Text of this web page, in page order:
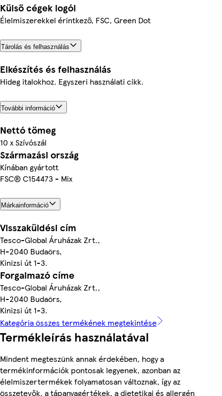
Külső cégek logói
Élelmiszerekkel érintkező, FSC, Green Dot
Tárolás és felhasználás
Elkészítés és felhasználás
Hideg italokhoz. Egyszeri használati cikk.
További információ
Nettó tömeg
10 x Szívószál
Származási ország
Kínában gyártott
FSC® C154473 - Mix
Márkainformáció
Visszaküldési cím
Tesco-Global Áruházak Zrt.,
H-2040 Budaörs,
Kinizsi út 1-3.
Forgalmazó címe
Tesco-Global Áruházak Zrt.,
H-2040 Budaörs,
Kinizsi út 1-3.
Kategória összes termékének megtekintése
Termékleírás használatával
Mindent megteszünk annak érdekében, hogy a
termékinformációk pontosak legyenek, azonban az
élelmiszertermékek folyamatosan változnak, így az
összetevők, a tápanyagértékek, a dietetikai és allergén